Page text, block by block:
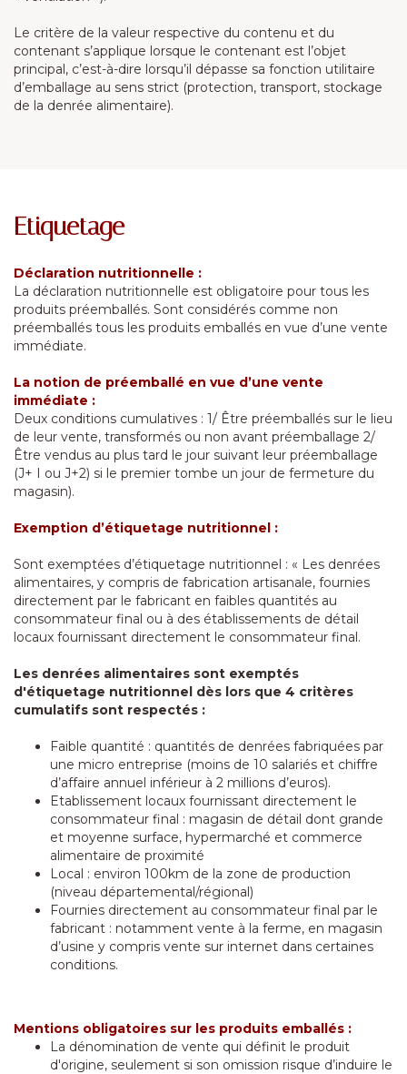
Le critère de la valeur respective du contenu et du
contenant s’applique lorsque le contenant est l’objet
principal, c’est-à-dire lorsqu’il dépasse sa fonction utilitaire
d’emballage au sens strict (protection, transport, stockage
de la denrée alimentaire).
Etiquetage
Déclaration nutritionnelle :
La déclaration nutritionnelle est obligatoire pour tous les
produits préemballés. Sont considérés comme non
préemballés tous les produits emballés en vue d’une vente
immédiate.
La notion de préemballé en vue d’une vente
immédiate :
Deux conditions cumulatives : 1/ Être préemballés sur le lieu
de leur vente, transformés ou non avant préemballage 2/
Être vendus au plus tard le jour suivant leur préemballage
(J+ I ou J+2) si le premier tombe un jour de fermeture du
magasin).
Exemption d’étiquetage nutritionnel :
Sont exemptées d’étiquetage nutritionnel : « Les denrées
alimentaires, y compris de fabrication artisanale, fournies
directement par le fabricant en faibles quantités au
consommateur final ou à des établissements de détail
locaux fournissant directement le consommateur final.
Les denrées alimentaires sont exemptés
d'étiquetage nutritionnel dès lors que 4 critères
cumulatifs sont respectés :
Faible quantité : quantités de denrées fabriquées par
une micro entreprise (moins de 10 salariés et chiffre
d’affaire annuel inférieur à 2 millions d’euros).
Etablissement locaux fournissant directement le
consommateur final : magasin de détail dont grande
et moyenne surface, hypermarché et commerce
alimentaire de proximité
Local : environ 100km de la zone de production
(niveau départemental/régional)
Fournies directement au consommateur final par le
fabricant : notamment vente à la ferme, en magasin
d’usine y compris vente sur internet dans certaines
conditions.
Mentions obligatoires sur les produits emballés :
La dénomination de vente qui définit le produit
d'origine, seulement si son omission risque d’induire le